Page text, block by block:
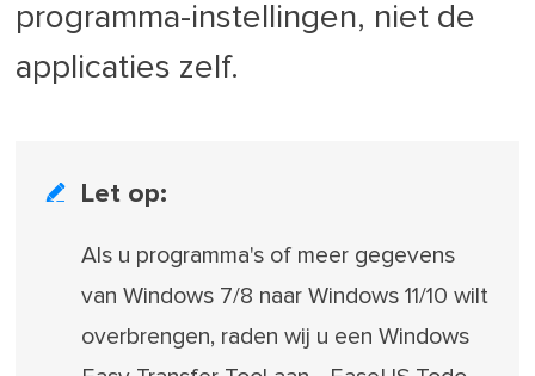
programma-instellingen, niet de
applicaties zelf.
 Let op:
Als u programma's of meer gegevens
van Windows 7/8 naar Windows 11/10 wilt
overbrengen, raden wij u een Windows